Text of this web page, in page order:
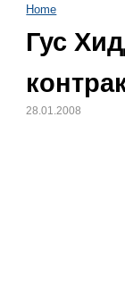
Home
Гус
28.01.2008